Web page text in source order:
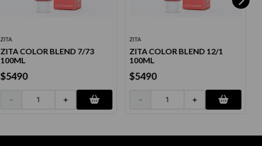
ZITA
ZITA COLOR BLEND 7/73
100ML
$5490
＋
－
ZITA
ZITA COLOR BLEND 12/1
100ML
$5490
＋
－